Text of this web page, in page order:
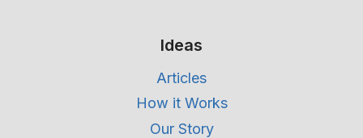
Ideas
Articles
How it Works
Our Story